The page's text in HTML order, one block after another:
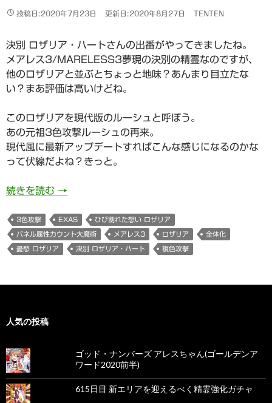
投稿日:2020年7月23日 更新日:2020年8月27日 TENTEN
決別 ロザリア・ハートさんの出番がやってきましたね。
メアレス3/MARELESS3夢現の決別の精霊なのですが、
他のロザリアと並ぶとちょっと地味？あんまり目立たな
い？まあ評価は高いけどね。
このロザリアを現代版のルーシュと呼ぼう。
あの元祖3色攻撃ルーシュの再来。
現代風に最新アップデートすればこんな感じになるのかな
って伏線だよね？きっと。
続きを読む 978日目 決別 ロザリア・ハートちゃん
→
3色攻撃 EXAS ひび割れた想い ロザリア
パネル属性カウント大魔術 メアレス3 ロザリア 全体化
憂愁 ロザリア 決別 ロザリア・ハート 複色攻撃
人気の投稿
ゴッド・ナンバーズ アレスちゃん(ゴールデンア
ワード2020前半)
615日目 新エリアを迎えるべく精霊強化ガチャ